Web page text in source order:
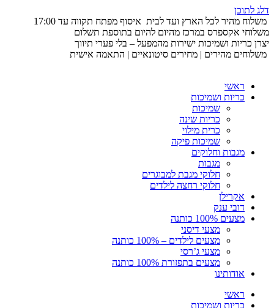
דלג לתוכן
משלוח מהיר לכל הארץ ועד לבית איסוף מפתח תקווה עד 17:00
משלוחי אקספרס במרכז מהיום להיום בתוספת תשלום
יצרן כריות ושמיכות ישירות מהמפעל – בלי פערי תיווך
משלוחים מהירים | מחירים סיטונאיים | התאמה אישית
ראשי
כריות ושמיכות
שמיכות
כריות שינה
כרית מילוי
שמיכות פיקה
מגבות וחלוקים
מגבות
חלוקי מגבת למבוגרים
חלוקי רחצה לילדים
אקרילן
דובי ענק
מצעים 100% כותנה
מצעי דיסני
מצעים לילדים – 100% כותנה
מצעי ג’רסי
מצעים בתפזורת 100% כותנה
אודותינו
ראשי
כריות ושמיכות